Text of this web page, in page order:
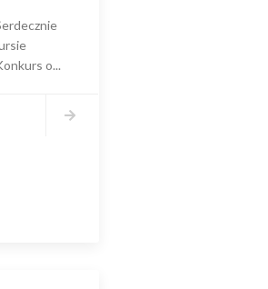
o...